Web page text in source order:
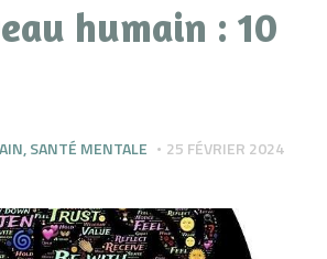
humain : 10
,SANTÉ MENTALE 25 FÉVRIER 2024